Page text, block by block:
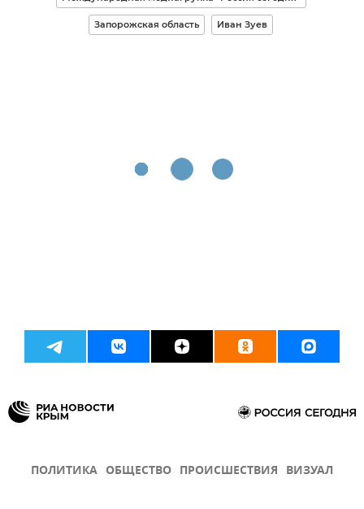
Запорожская область Иван Зуев
ПОЛИТИКА ОБЩЕСТВО ПРОИСШЕСТВИЯ ВИЗУАЛ